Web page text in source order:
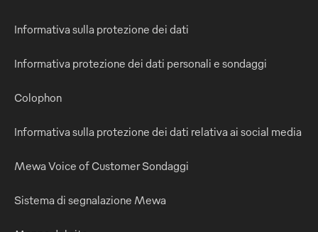
Informativa sulla protezione dei dati
Informativa protezione dei dati personali e sondaggi
Colophon
Informativa sulla protezione dei dati relativa ai social media
Mewa Voice of Customer Sondaggi
Sistema di segnalazione Mewa